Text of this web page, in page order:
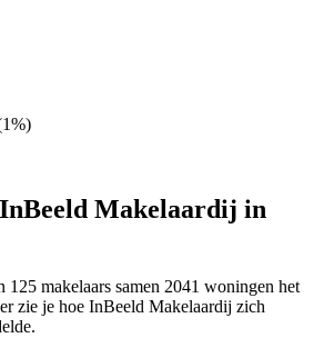
Makelaardij in
makelaars samen 2041 woningen het
zie je hoe InBeeld Makelaardij zich